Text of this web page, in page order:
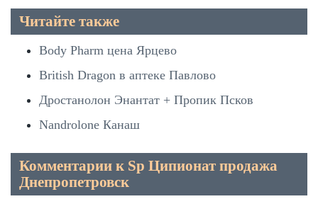
Читайте также
Body Pharm цена Ярцево
British Dragon в аптеке Павлово
Дростанолон Энантат + Пропик Псков
Nandrolone Канаш
Комментарии к Sp Ципионат продажа
Днепропетровск